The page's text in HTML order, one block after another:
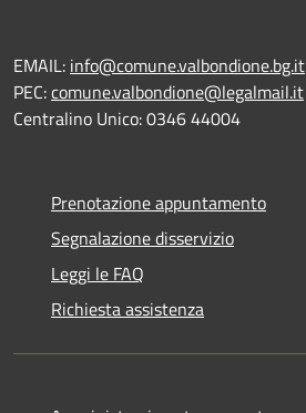
EMAIL: info@comune.valbondione.bg.it
PEC:comune.valbondione@legalmail.it
Centralino Unico: 0346 44004
Prenotazione appuntamento
Segnalazione disservizio
Leggi le FAQ
Richiesta assistenza